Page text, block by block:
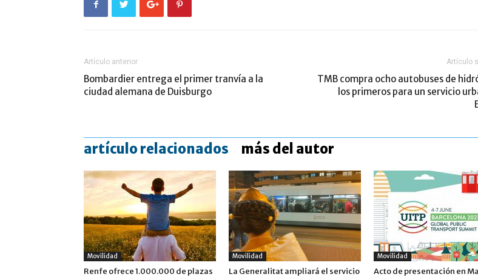
Artículo anterior
Bombardier entrega el primer tranvía a la
ciudad alemana de Duisburgo
Artículo
TMB compra ocho autobuses de
los primeros para un servicio
artículo relacionados más del autor
Movilidad
Renfe ofrece 1.000.000 de plazas
Movilidad
La Generalitat ampliará el servicio
Movilidad
Acto de presentación en